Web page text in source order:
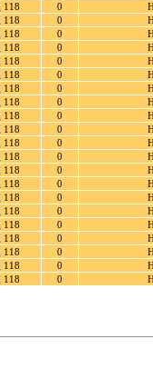
0
0
0
0
0
0
0
0
0
0
0
0
0
0
0
0
0
0
0
0
0